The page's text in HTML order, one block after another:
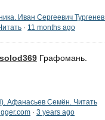
Иван Сергеевич Тургенев.
· 11 months ago
solod369 Графомань.
Афанасьев Семён. Читать
· 3 years ago